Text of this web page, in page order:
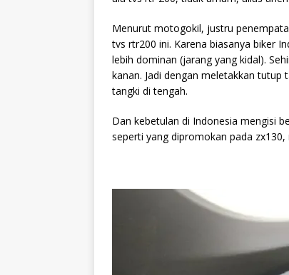
Menurut motogokil, justru
tvs rtr200 ini. Karena biasanya biker
lebih dominan (jarang yang kidal).
kanan. Jadi dengan meletakkan
tangki di tengah.
Dan kebetulan di Indonesia mengisi
seperti yang dipromokan pada zx130,